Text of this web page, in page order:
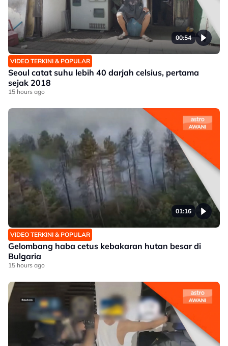
00:54
VIDEO TERKINI & POPULAR
Seoul catat suhu lebih 40 darjah celsius, pertama
sejak 2018
15 hours ago
01:16
VIDEO TERKINI & POPULAR
Gelombang haba cetus kebakaran hutan besar di
Bulgaria
15 hours ago